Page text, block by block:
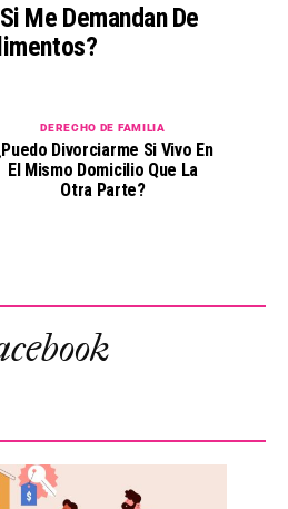
Me Demandan De
DERECHO DE FAMILIA
Divorciarme Si Vivo En
El Mismo Domicilio Que La
Otra Parte?